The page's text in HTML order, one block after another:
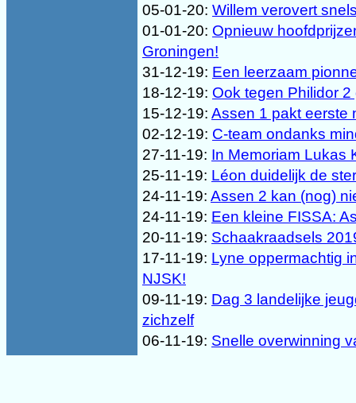
05-01-20: Willem verovert
01-01-20: Opnieuw
Groningen!
31-12-19: Een leerzaam
18-12-19: Ook tegen Philidor
15-12-19: Assen 1 pakt eerste
02-12-19: C-team ondanks
27-11-19: In Memoriam Lukas
25-11-19: Léon duidelijk de
24-11-19: Assen 2 kan (nog)
24-11-19: Een kleine FISSA:
20-11-19: Schaakraadsels
17-11-19: Lyne oppermachtig
NJSK!
09-11-19: Dag 3 landelijke
zichzelf
06-11-19: Snelle overwinning